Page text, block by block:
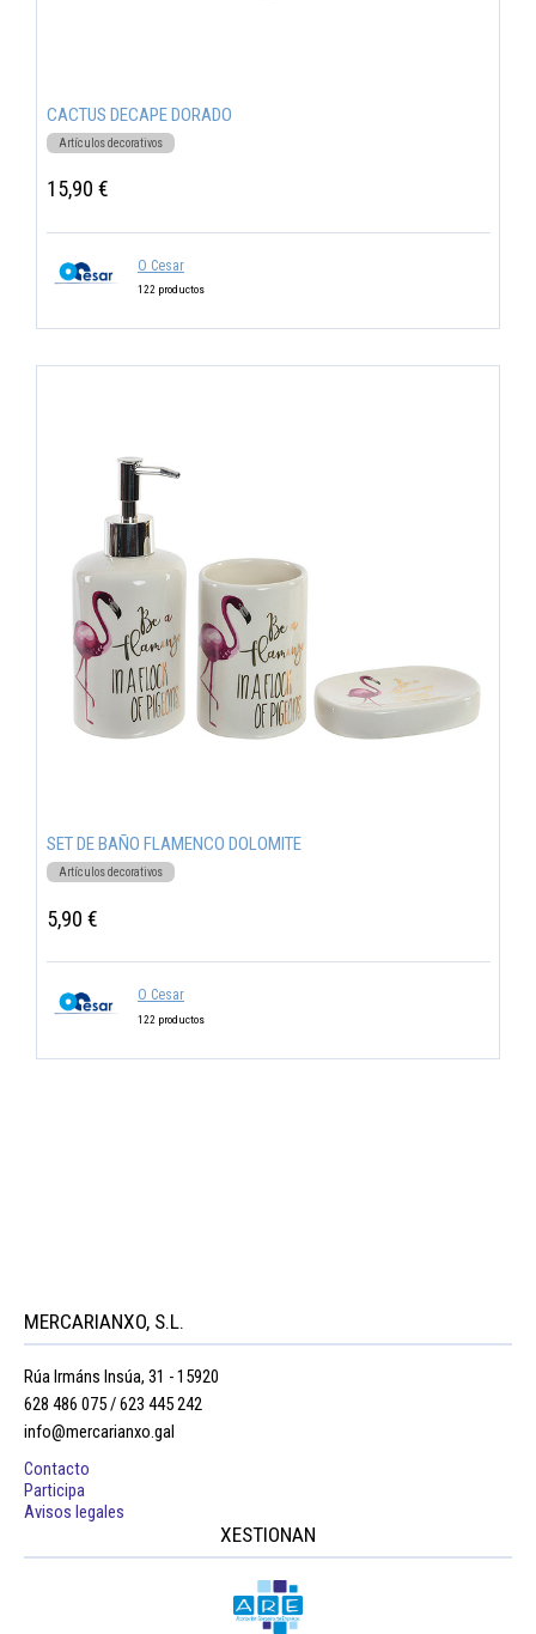
CACTUS DECAPE DORADO
Artículos decorativos
15,90 €
O Cesar
122 productos
SET DE BAÑO FLAMENCO DOLOMITE
Artículos decorativos
5,90 €
O Cesar
122 productos
MERCARIANXO, S.L.
Rúa Irmáns Insúa, 31 - 15920
628 486 075 / 623 445 242
info@mercarianxo.gal
Contacto
Participa
Avisos legales
XESTIONAN